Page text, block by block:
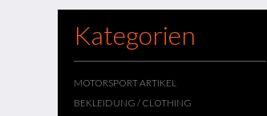
Kategorien
MOTORSPORT ARTIKEL
BEKLEIDUNG / CLOTHING